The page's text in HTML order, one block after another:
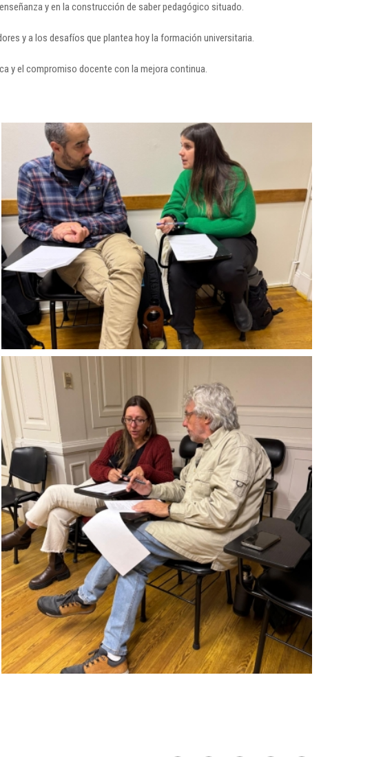
y en la construcción de saber pedagógico situado.
y a los desafíos que plantea hoy la formación universitaria.
y el compromiso docente con la mejora continua.